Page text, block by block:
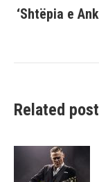
‘Shtëpia e
Related